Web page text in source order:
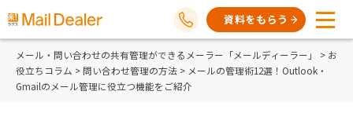
資料をもらう
メール・問い合わせの共有管理ができるメーラー「メールディーラー」 > お
役立ちコラム > 問い合わせ管理の方法 > メールの管理術12選！Outlook・
Gmailのメール管理に役立つ機能をご紹介